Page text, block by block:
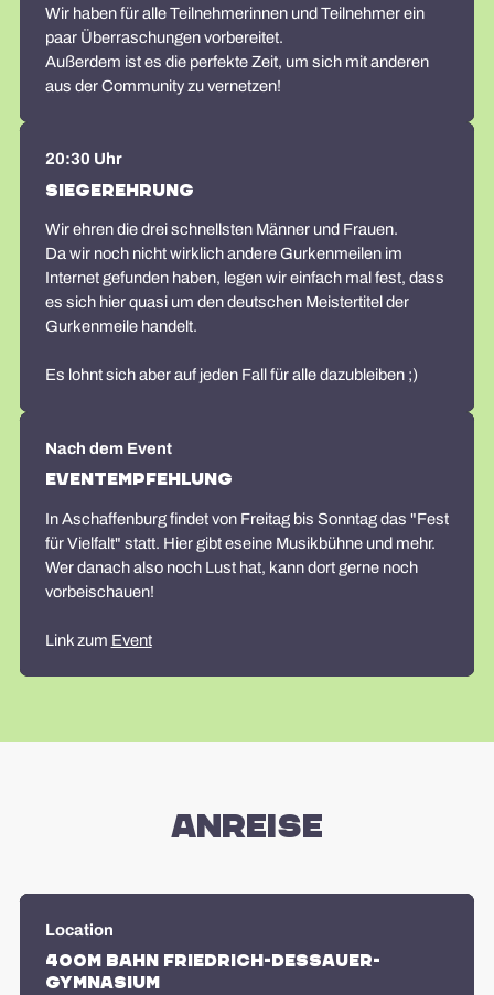
Wir haben für alle Teilnehmerinnen und Teilnehmer ein
paar Überraschungen vorbereitet.
Außerdem ist es die perfekte Zeit, um sich mit anderen
aus der Community zu vernetzen!
20:30 Uhr
Siegerehrung
Wir ehren die drei schnellsten Männer und Frauen.
Da wir noch nicht wirklich andere Gurkenmeilen im
Internet gefunden haben, legen wir einfach mal fest, dass
es sich hier quasi um den deutschen Meistertitel der
Gurkenmeile handelt.
Es lohnt sich aber auf jeden Fall für alle dazubleiben ;)
Nach dem Event
Eventempfehlung
In Aschaffenburg findet von Freitag bis Sonntag das "Fest
für Vielfalt" statt. Hier gibt eseine Musikbühne und mehr.
Wer danach also noch Lust hat, kann dort gerne noch
vorbeischauen!
Link zum Event
Anreise
Location
400m Bahn Friedrich-Dessauer-
Gymnasium